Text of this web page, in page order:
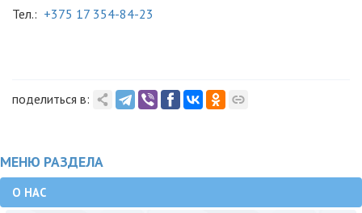
Тел.: +375 17 354-84-23
поделиться в:
МЕНЮ РАЗДЕЛА
О НАС